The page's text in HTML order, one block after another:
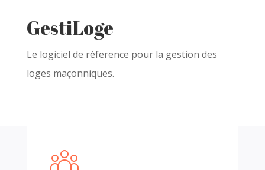
GestiLoge
Le logiciel de réference pour la gestion des
loges maçonniques.